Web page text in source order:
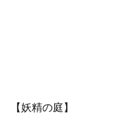
【妖精の庭】